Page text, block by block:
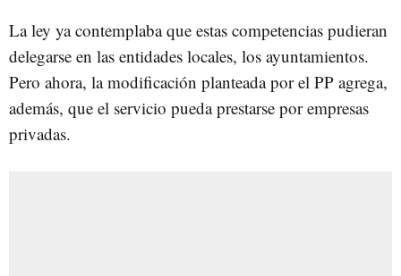
La ley ya contemplaba que estas competencias pudieran
delegarse en las entidades locales, los ayuntamientos.
Pero ahora, la modificación planteada por el PP agrega,
además, que el servicio pueda prestarse por empresas
privadas.